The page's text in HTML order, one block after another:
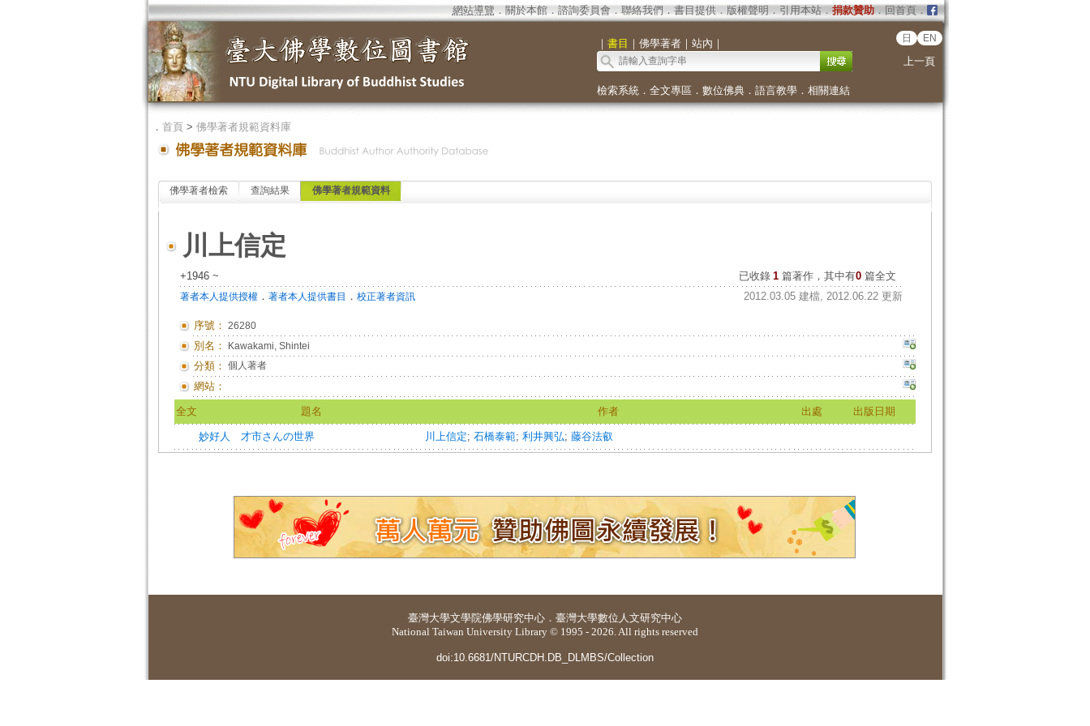
網站導覽 ． 關於本館． 諮詢委員會． 聯絡我們 ． 書目提供． 版權聲明 ． 引用本站． 捐款贊助．回首頁．
｜ 書目 ｜ 佛學著者｜ 站內 ｜ 日 EN
上一頁
檢索系統． 全文專區 ． 數位佛典． 語言教學． 相關連結
． 首頁> 佛學著者規範資料庫
佛學著者檢索 查詢結果 佛學著者規範資料
川上信定
+1946 ~ 已收錄 1 篇著作，其中有0篇全文
著者本人提供授權． 著者本人提供書目 ． 校正著者資訊 2012.03.05 建檔, 2012.06.22 更新
序號： 26280
別名： Kawakami, Shintei
分類： 個人著者
網站：
全文 題名 作者 出處 出版日期
妙好人 才市さんの世界 川上信定; 石橋泰範; 利井興弘; 藤谷法叡
臺灣大學文學院佛學研究中心 ． 臺灣大學數位人文研究中心
National Taiwan University Library © 1995 - 2026. All rights reserved
doi:10.6681/NTURCDH.DB_DLMBS/Collection